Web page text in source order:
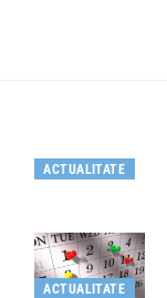
ACTUALITATE
ACTUALITATE